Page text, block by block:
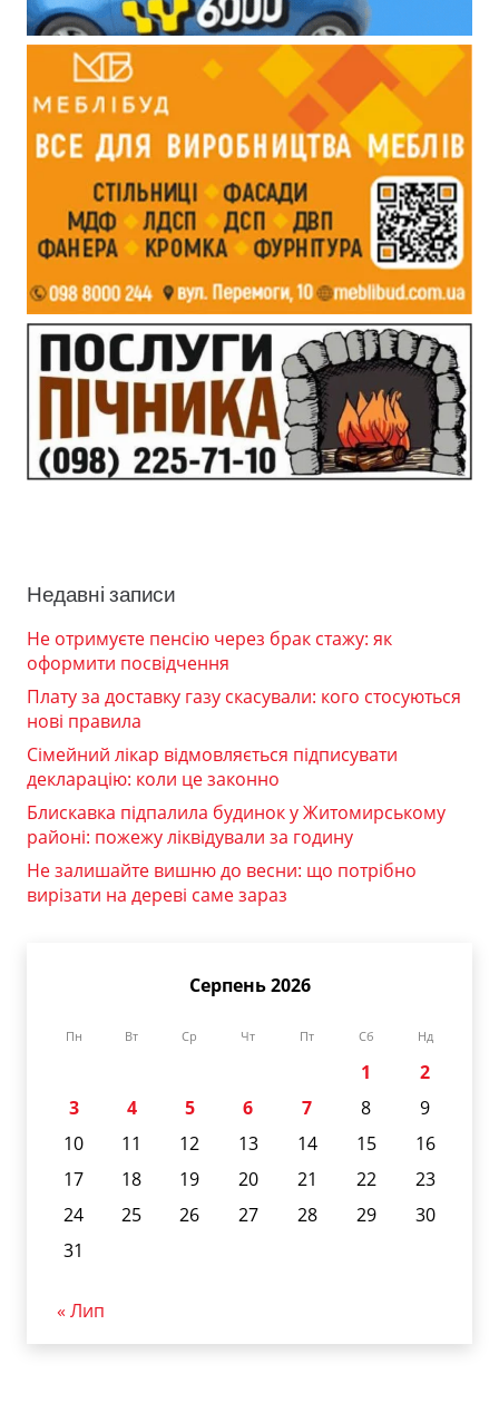
Недавні записи
Не отримуєте пенсію через брак стажу: як
оформити посвідчення
Плату за доставку газу скасували: кого стосуються
нові правила
Сімейний лікар відмовляється підписувати
декларацію: коли це законно
Блискавка підпалила будинок у Житомирському
районі: пожежу ліквідували за годину
Не залишайте вишню до весни: що потрібно
вирізати на дереві саме зараз
Серпень 2026
Пн Вт Ср Чт Пт Сб Нд
1
2
3
4 5 6 7 8
9
10
11 12 13 14 15
16
17
18 19 20 21 22
23
24
25 26 27 28 29
30
31
« Лип